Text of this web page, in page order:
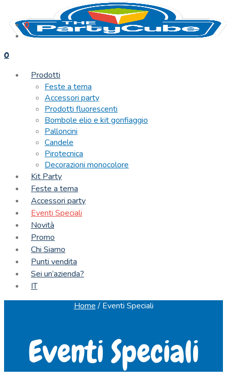
0
0
Prodotti
Feste a tema
Accessori party
Prodotti fluorescenti
Bombole elio e kit gonfiaggio
Palloncini
Candele
Pirotecnica
Decorazioni monocolore
Kit Party
Feste a tema
Accessori party
Eventi Speciali
Novità
Promo
Chi Siamo
Punti vendita
Sei un’azienda?
IT
Home / Eventi Speciali
Eventi Speciali